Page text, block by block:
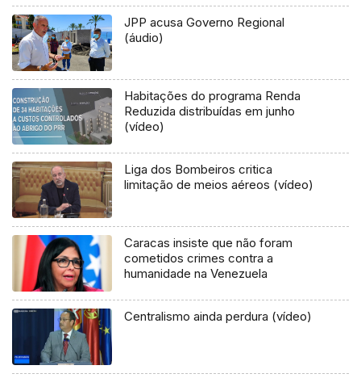
JPP acusa Governo Regional
(áudio)
Habitações do programa Renda
Reduzida distribuídas em junho
(vídeo)
Liga dos Bombeiros critica
limitação de meios aéreos (vídeo)
Caracas insiste que não foram
cometidos crimes contra a
humanidade na Venezuela
Centralismo ainda perdura (vídeo)